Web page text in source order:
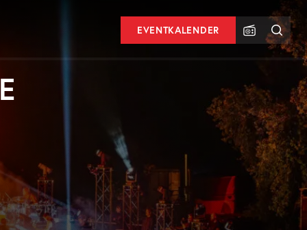
EVENTKALENDER